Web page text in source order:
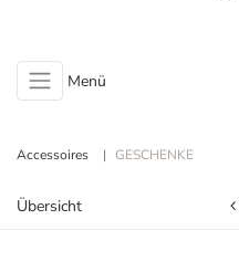
Menü
Accessoires GESCHENKE
Übersicht